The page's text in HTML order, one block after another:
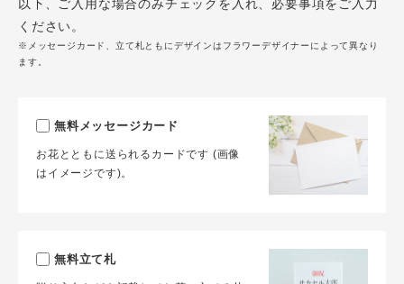
以下、ご入用な場合のみチェックを入れ、必要事項をご入力
ください。
※メッセージカード、立て札ともにデザインはフラワーデザイナーによって異なり
ます。
無料メッセージカード
お花とともに送られるカードです (画像
はイメージです)。
無料立て札